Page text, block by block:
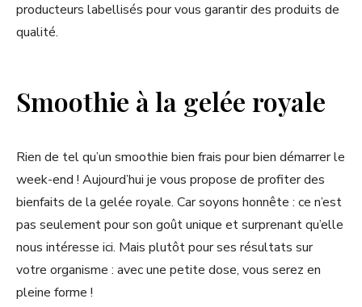
producteurs labellisés pour vous garantir des produits de
qualité.
Smoothie à la gelée royale
Rien de tel qu’un smoothie bien frais pour bien démarrer le
week-end ! Aujourd’hui je vous propose de profiter des
bienfaits de la gelée royale. Car soyons honnête : ce n’est
pas seulement pour son goût unique et surprenant qu’elle
nous intéresse ici. Mais plutôt pour ses résultats sur
votre organisme : avec une petite dose, vous serez en
pleine forme !